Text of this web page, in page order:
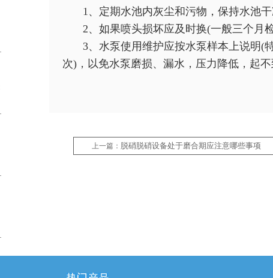
1、定期水池内灰尘和污物，保持水池干
2、如果喷头损坏应及时换(一般三个月
3、水泵使用维护应按水泵样本上说明(
次)，以免水泵磨损、漏水，压力降低，起不
上一篇： 脱硝脱硝设备处于磨合期应注意哪些事项